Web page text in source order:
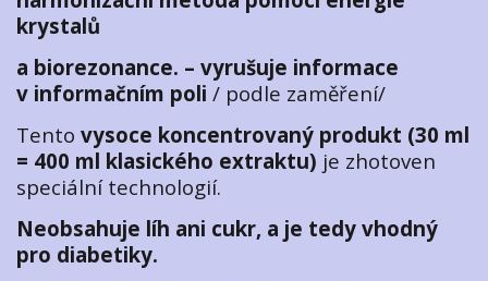
krystalů
a biorezonance. – vyrušuje informace
v informačním poli / podle zaměření/
Tento vysoce koncentrovaný produkt (30 ml
= 400 ml klasického extraktu) je zhotoven
speciální technologií.
Neobsahuje líh ani cukr, a je tedy vhodný
pro diabetiky.